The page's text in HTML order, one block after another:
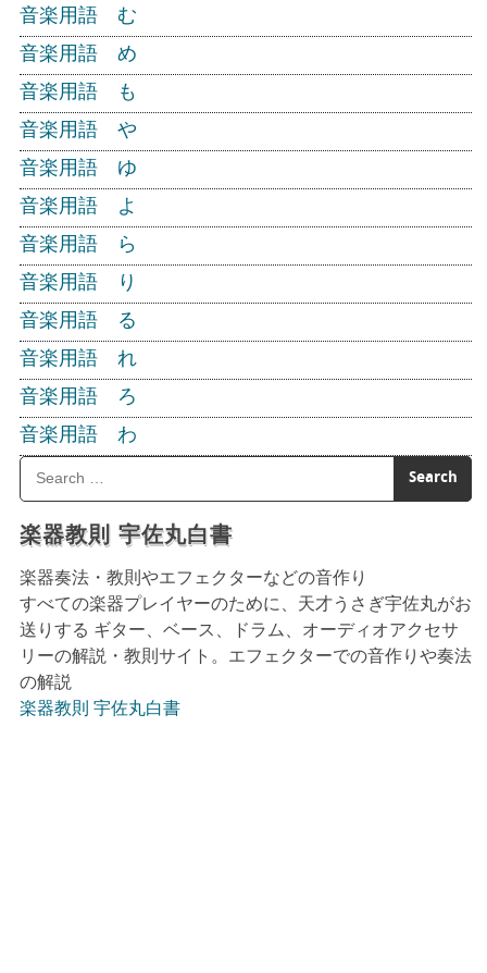
音楽用語 む
音楽用語 め
音楽用語 も
音楽用語 や
音楽用語 ゆ
音楽用語 よ
音楽用語 ら
音楽用語 り
音楽用語 る
音楽用語 れ
音楽用語 ろ
音楽用語 わ
楽器教則 宇佐丸白書
楽器奏法・教則やエフェクターなどの音作り
すべての楽器プレイヤーのために、天才うさぎ宇佐丸がお
送りする ギター、ベース、ドラム、オーディオアクセサ
リーの解説・教則サイト。エフェクターでの音作りや奏法
の解説
楽器教則 宇佐丸白書